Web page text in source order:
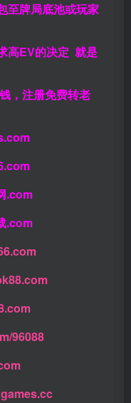
至牌局底池或玩家
高EV的决定 就是
，注册免费转老
.com
.com
96088